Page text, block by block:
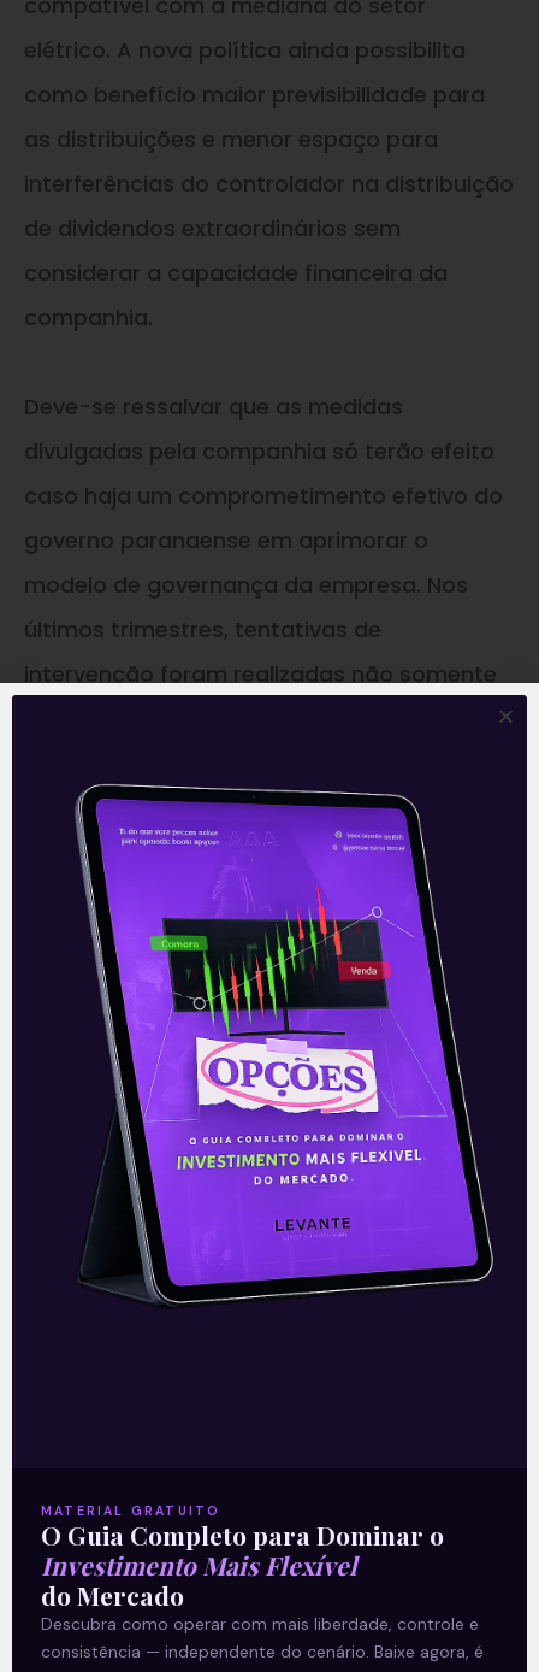
elétrico. A nova política ainda possibilita
como benefício maior previsibilidade para
as distribuições e menor espaço para
interferências do controlador na distribuição
de dividendos extraordinários sem
considerar a capacidade financeira da
companhia.
Deve-se ressalvar que as medidas
divulgadas pela companhia só terão efeito
caso haja um comprometimento efetivo do
governo paranaense em aprimorar o
modelo de governança da empresa. Nos
últimos trimestres, tentativas de
intervenção foram realizadas não somente
na Copel, mas também em outras estatais,
após detalhamento do processo de reajuste
e revisão tarifários. Assim, é preciso que o
governo reveja seu paradigma de atuação
para que as mudanças implementadas na
Copel surtam os efeitos pretendidos.
—
Este conteúdo faz parte da nossa
Newsletter‘E Eu Com Isso’ .
Para ficar por dentro do universo dos
investimentos de maneira prática, clique
abaixo e inscreva-se gratuitamente!
—
Leia também:
preciso.
MATERIAL GRATUITO
O Guia Completo para Dominar o
Investimento Mais Flexível
do Mercado
Descubra como operar com mais liberdade, controle e
consistência — independente do cenário. Baixe agora, é